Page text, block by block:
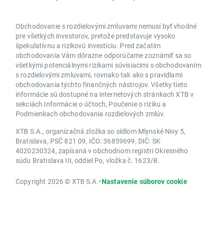
Obchodovanie s rozdielovými zmluvami nemusí byť vhodné
pre všetkých investorov, pretože predstavuje vysoko
špekulatívnu a rizikovú investíciu. Pred začatím
obchodovania Vám dôrazne odporúčame zoznámiť sa so
všetkými potenciálnymi rizikami súvisiacimi s obchodovaním
s rozdielovými zmluvami, rovnako tak ako s pravidlami
obchodovania týchto finančných nástrojov. Všetky tieto
informácie sú dostupné na internetových stránkach XTB v
sekciách Informácie o účtoch, Poučenie o riziku a
Podmienkach obchodovania rozdielových zmlúv.
XTB S.A., organizačná zložka so sídlom Mlynské Nivy 5,
Bratislava, PSČ 821 09, IČO: 36859699, DIČ: SK
4020230324, zapísaná v obchodnom registri Okresného
súdu Bratislava III, oddiel Po, vložka č. 1623/B.
Copyright 2026 © XTB S.A.•Nastavenie súborov cookie